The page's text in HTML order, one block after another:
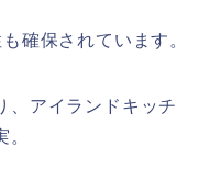
確保されています。
、アイランドキッチ